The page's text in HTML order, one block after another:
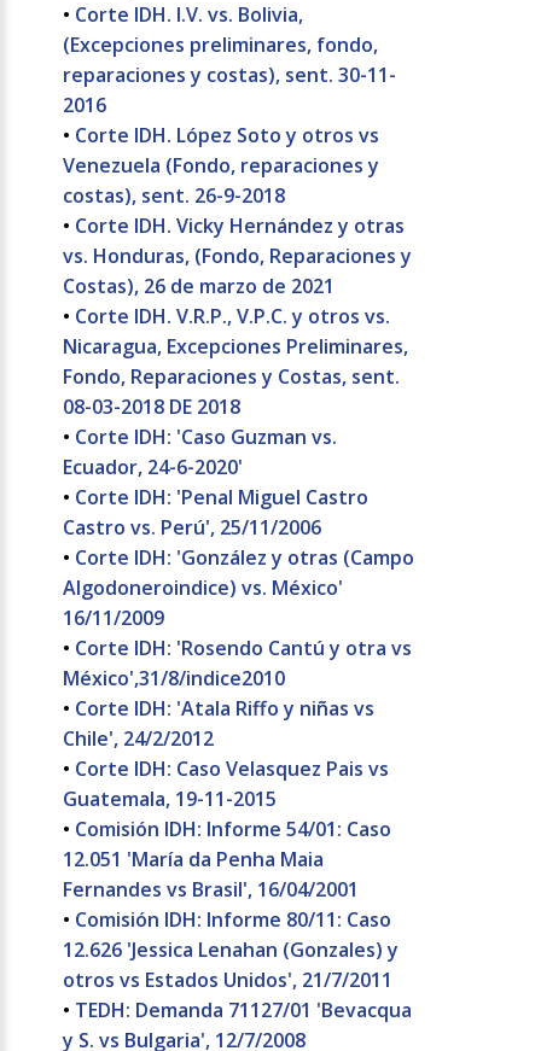
• Corte IDH. I.V. vs. Bolivia,
(Excepciones preliminares, fondo,
reparaciones y costas), sent. 30-11-
2016
• Corte IDH. López Soto y otros vs
Venezuela (Fondo, reparaciones y
costas), sent. 26-9-2018
• Corte IDH. Vicky Hernández y otras
vs. Honduras, (Fondo, Reparaciones y
Costas), 26 de marzo de 2021
• Corte IDH. V.R.P., V.P.C. y otros vs.
Nicaragua, Excepciones Preliminares,
Fondo, Reparaciones y Costas, sent.
08-03-2018 DE 2018
• Corte IDH: 'Caso Guzman vs.
Ecuador, 24-6-2020'
• Corte IDH: 'Penal Miguel Castro
Castro vs. Perú', 25/11/2006
• Corte IDH: 'González y otras (Campo
Algodoneroindice) vs. México'
16/11/2009
• Corte IDH: 'Rosendo Cantú y otra vs
México',31/8/indice2010
• Corte IDH: 'Atala Riffo y niñas vs
Chile', 24/2/2012
• Corte IDH: Caso Velasquez Pais vs
Guatemala, 19-11-2015
• Comisión IDH: Informe 54/01: Caso
12.051 'María da Penha Maia
Fernandes vs Brasil', 16/04/2001
• Comisión IDH: Informe 80/11: Caso
12.626 'Jessica Lenahan (Gonzales) y
otros vs Estados Unidos', 21/7/2011
• TEDH: Demanda 71127/01 'Bevacqua
y S. vs Bulgaria', 12/7/2008